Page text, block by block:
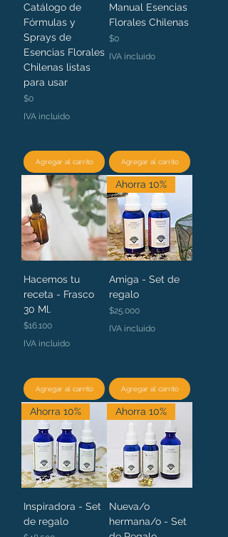
Catálogo de
Fórmulas y
Sprays de
Esencias Florales
Chilenas listas
para usar
Precio
$0
IVA incluido
Agregar al carrito
Manual Esencias
Florales Chilenas
Precio
$0
IVA incluido
Agregar al carrito
Hacemos tu
receta - Frasco
30 Ml.
Precio
$16.100
IVA incluido
Agregar al carrito
Ahorra 10%
Amiga - Set de
regalo
Precio
$25.000
IVA incluido
Agregar al carrito
Ahorra 10%
Inspiradora - Set
de regalo
Ahorra 10%
Nueva/o
hermana/o - Set